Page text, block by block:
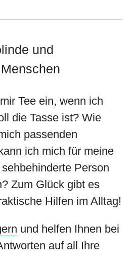
und
Tee ein, wenn ich
die Tasse ist? Wie
passenden
ich mich für meine
Person
Zum Glück gibt es
Hilfen im Alltag!
und helfen Ihnen bei
auf all Ihre